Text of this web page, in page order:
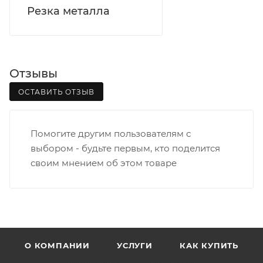
Резка металла
Отзывы
ОСТАВИТЬ ОТЗЫВ
Помогите другим пользователям с
выбором - будьте первым, кто поделится
своим мнением об этом товаре
О КОМПАНИИ УСЛУГИ КАК КУПИТЬ